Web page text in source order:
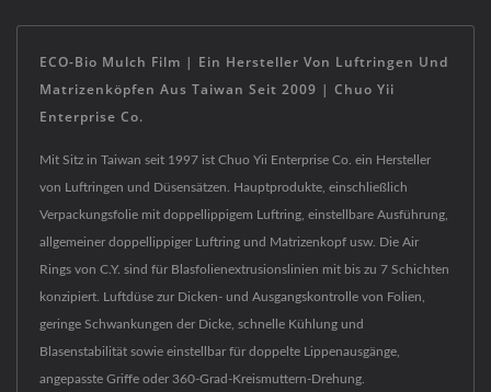
ECO-Bio Mulch Film | Ein Hersteller Von Luftringen Und
Matrizenköpfen Aus Taiwan Seit 2009 | Chuo Yii
Enterprise Co.
Mit Sitz in Taiwan seit 1997 ist Chuo Yii Enterprise Co. ein Hersteller
von Luftringen und Düsensätzen. Hauptprodukte, einschließlich
Verpackungsfolie mit doppellippigem Luftring, einstellbare Ausführung,
allgemeiner doppellippiger Luftring und Matrizenkopf usw. Die Air
Rings von C.Y. sind für Blasfolienextrusionslinien mit bis zu 7 Schichten
konzipiert. Luftdüse zur Dicken- und Ausgangskontrolle von Folien,
geringe Schwankungen der Dicke, schnelle Kühlung und
Blasenstabilität sowie einstellbar für doppelte Lippenausgänge,
angepasste Griffe oder 360-Grad-Kreismuttern-Drehung.